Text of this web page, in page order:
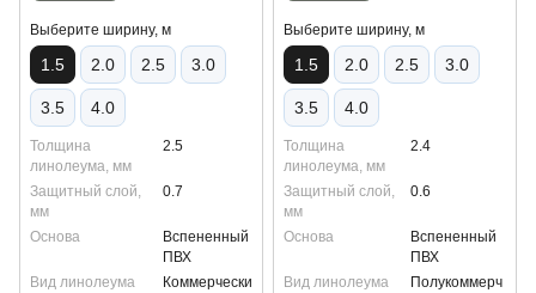
Выберите ширину, м
1.5 2.0 2.5 3.0
3.5 4.0
Толщина
линолеума, мм
2.5
Защитный слой,
мм
0.7
Основа
Вспененный
ПВХ
Вид линолеума
Коммерчески
Выберите ширину, м
1.5 2.0 2.5 3.0
3.5 4.0
Толщина
линолеума, мм
2.4
Защитный слой,
мм
0.6
Основа
Вспененный
ПВХ
Вид линолеума
Полукоммерч